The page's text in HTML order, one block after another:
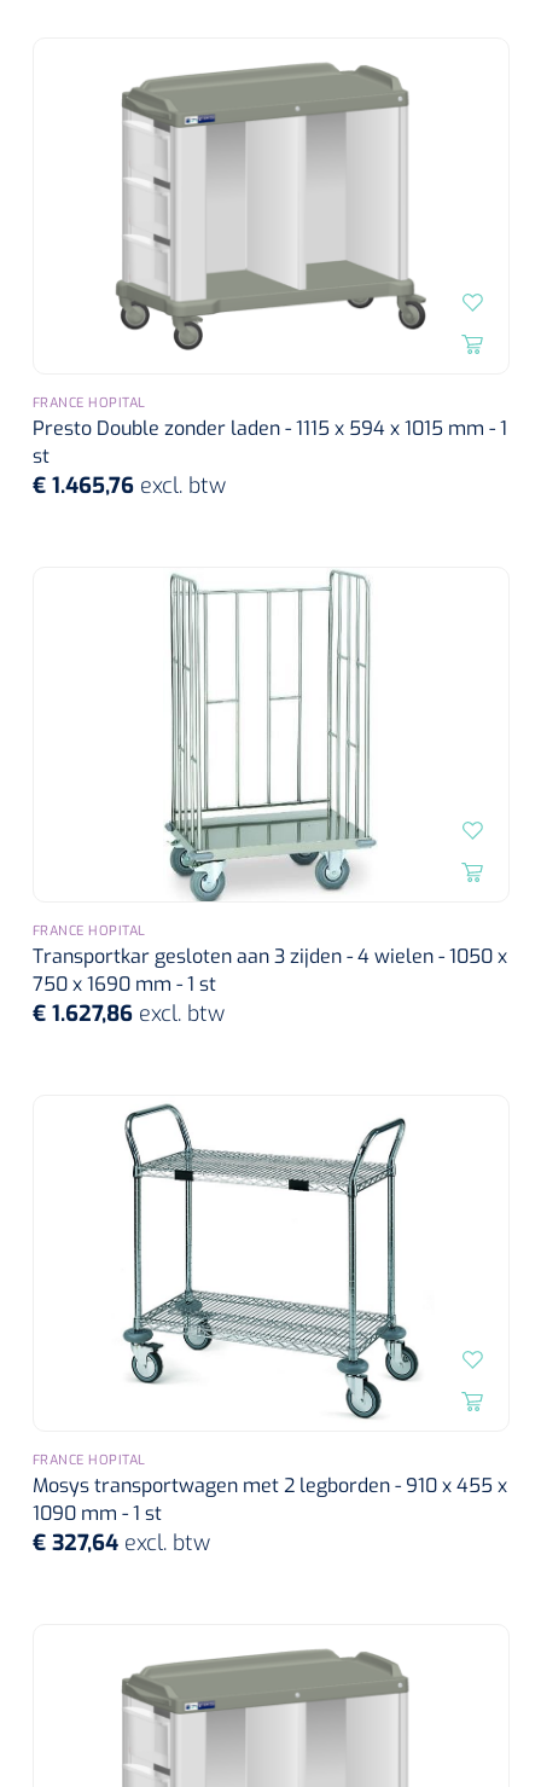
FRANCE HOPITAL
Presto Double zonder laden - 1115 x 594 x 1015 mm - 1
st
€ 1.465,76 excl. btw
FRANCE HOPITAL
Transportkar gesloten aan 3 zijden - 4 wielen - 1050 x
750 x 1690 mm - 1 st
€ 1.627,86 excl. btw
FRANCE HOPITAL
Mosys transportwagen met 2 legborden - 910 x 455 x
1090 mm - 1 st
€ 327,64 excl. btw